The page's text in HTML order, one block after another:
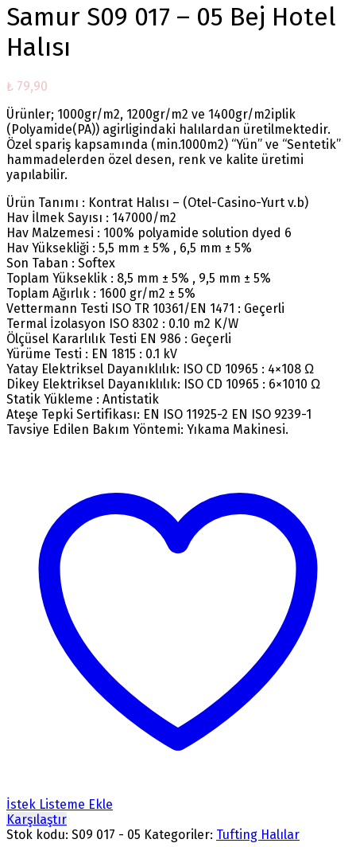
Samur S09 017 – 05 Bej Hotel
Halısı
₺ 79,90
Ürünler; 1000gr/m2, 1200gr/m2 ve 1400gr/m2iplik
(Polyamide(PA)) agirligindaki halılardan üretilmektedir.
Özel spariş kapsamında (min.1000m2) “Yün” ve “Sentetik”
hammadelerden özel desen, renk ve kalite üretimi
yapılabilir.
Ürün Tanımı : Kontrat Halısı – (Otel-Casino-Yurt v.b)
Hav İlmek Sayısı : 147000/m2
Hav Malzemesi : 100% polyamide solution dyed 6
Hav Yüksekliği : 5,5 mm ± 5% , 6,5 mm ± 5%
Son Taban : Softex
Toplam Yükseklik : 8,5 mm ± 5% , 9,5 mm ± 5%
Toplam Ağırlık : 1600 gr/m2 ± 5%
Vettermann Testi ISO TR 10361/EN 1471 : Geçerli
Termal İzolasyon ISO 8302 : 0.10 m2 K/W
Ölçüsel Kararlılık Testi EN 986 : Geçerli
Yürüme Testi : EN 1815 : 0.1 kV
Yatay Elektriksel Dayanıklılık: ISO CD 10965 : 4×108 Ω
Dikey Elektriksel Dayanıklılık: ISO CD 10965 : 6×1010 Ω
Statik Yükleme : Antistatik
Ateşe Tepki Sertifikası: EN ISO 11925-2 EN ISO 9239-1
Tavsiye Edilen Bakım Yöntemi: Yıkama Makinesi.
İstek Listeme Ekle
Karşılaştır
Stok kodu: S09 017 - 05 Kategoriler: Tufting Halılar